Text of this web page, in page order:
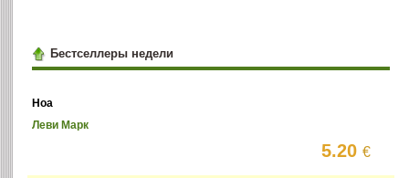
Бестселлеры недели
Ноа
Леви Марк
5.20€